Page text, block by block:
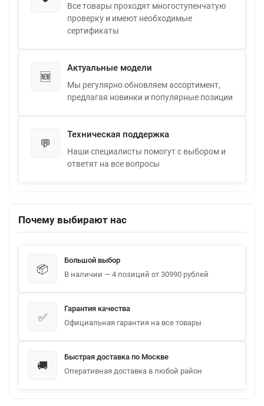
Все товары проходят многоступенчатую
проверку и имеют необходимые
сертификаты
🆕
Актуальные модели
Мы регулярно обновляем ассортимент,
предлагая новинки и популярные позиции
💬
Техническая поддержка
Наши специалисты помогут с выбором и
ответят на все вопросы
Почему выбирают нас
📦
Большой выбор
В наличии — 4 позиций от 30990 рублей
✅
Гарантия качества
Официальная гарантия на все товары
🚚
Быстрая доставка по Москве
Оперативная доставка в любой район